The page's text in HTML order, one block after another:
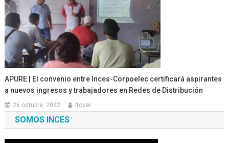
APURE | El convenio entre Inces-Corpoelec certificará aspirantes
a nuevos ingresos y trabajadores en Redes de Distribución
26 octubre, 2022 ltovar
SOMOS INCES